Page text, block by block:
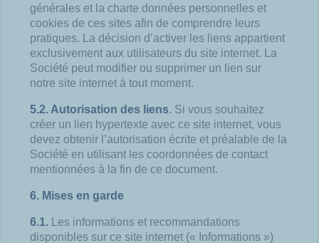
générales et la charte données personnelles et
cookies de ces sites afin de comprendre leurs
pratiques. La décision d’activer les liens appartient
exclusivement aux utilisateurs du site internet. La
Société peut modifier ou supprimer un lien sur
notre site internet à tout moment.
5.2. Autorisation des liens. Si vous souhaitez
créer un lien hypertexte avec ce site internet, vous
devez obtenir l’autorisation écrite et préalable de la
Société en utilisant les coordonnées de contact
mentionnées à la fin de ce document.
6. Mises en garde
6.1. Les informations et recommandations
disponibles sur ce site internet (« Informations »)